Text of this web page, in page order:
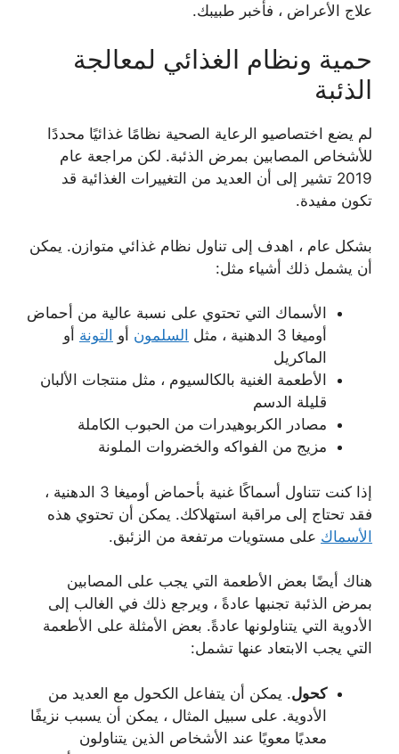
علاج الأعراض ، فأخبر طبيبك.
حمية ونظام الغذائي لمعالجة
الذئبة
لم يضع اختصاصيو الرعاية الصحية نظامًا غذائيًا محددًا
للأشخاص المصابين بمرض الذئبة. لكن مراجعة عام
2019 تشير إلى أن العديد من التغييرات الغذائية قد
تكون مفيدة.
بشكل عام ، اهدف إلى تناول نظام غذائي متوازن. يمكن
أن يشمل ذلك أشياء مثل:
الأسماك التي تحتوي على نسبة عالية من أحماض
أوميغا 3 الدهنية ، مثل
السلمون أو التونة أو
الماكريل
الأطعمة الغنية بالكالسيوم ، مثل منتجات الألبان
قليلة الدسم
مصادر الكربوهيدرات من الحبوب الكاملة
مزيج من الفواكه والخضروات الملونة
إذا كنت تتناول أسماكًا غنية بأحماض أوميغا 3 الدهنية ،
فقد تحتاج إلى مراقبة استهلاكك. يمكن أن تحتوي هذه
الأسماك على مستويات مرتفعة من الزئبق.
هناك أيضًا بعض الأطعمة التي يجب على المصابين
بمرض الذئبة تجنبها عادةً ، ويرجع ذلك في الغالب إلى
الأدوية التي يتناولونها عادةً. بعض الأمثلة على الأطعمة
التي يجب الابتعاد عنها تشمل:
كحول. يمكن أن يتفاعل الكحول مع العديد من
الأدوية. على سبيل المثال ، يمكن أن يسبب نزيفًا
معديًا معويًا عند الأشخاص الذين يتناولون